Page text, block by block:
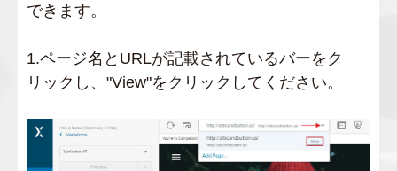
できます。
1.ページ名とURLが記載されているバーをク
リックし、"View"をクリックしてください。